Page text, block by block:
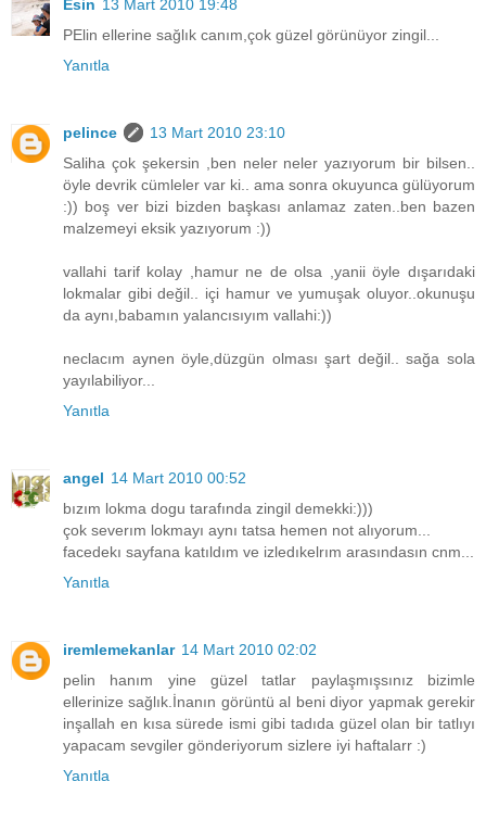
Esin 13 Mart 2010 19:48
PElin ellerine sağlık canım,çok güzel görünüyor zingil...
Yanıtla
pelince
13 Mart 2010 23:10
Saliha çok şekersin ,ben neler neler yazıyorum bir bilsen..
öyle devrik cümleler var ki.. ama sonra okuyunca gülüyorum
:)) boş ver bizi bizden başkası anlamaz zaten..ben bazen
malzemeyi eksik yazıyorum :))
vallahi tarif kolay ,hamur ne de olsa ,yanii öyle dışarıdaki
lokmalar gibi değil.. içi hamur ve yumuşak oluyor..okunuşu
da aynı,babamın yalancısıyım vallahi:))
neclacım aynen öyle,düzgün olması şart değil.. sağa sola
yayılabiliyor...
Yanıtla
angel 14 Mart 2010 00:52
bızım lokma dogu tarafında zingil demekki:)))
çok severım lokmayı aynı tatsa hemen not alıyorum...
facedekı sayfana katıldım ve izledıkelrım arasındasın cnm...
Yanıtla
iremlemekanlar 14 Mart 2010 02:02
pelin hanım yine güzel tatlar paylaşmışsınız bizimle
ellerinize sağlık.İnanın görüntü al beni diyor yapmak gerekir
inşallah en kısa sürede ismi gibi tadıda güzel olan bir tatlıyı
yapacam sevgiler gönderiyorum sizlere iyi haftalarr :)
Yanıtla